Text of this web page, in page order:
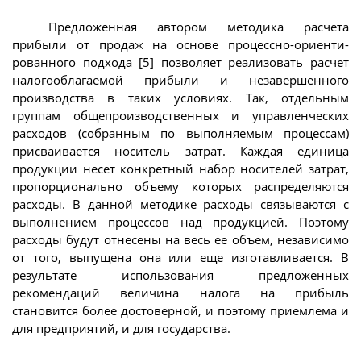
Предложенная автором методика расчета
прибыли от продаж на основе процессно-ориенти-
рованного подхода [5] позволяет реализовать расчет
налогооблагаемой прибыли и незавершенного
производства в таких условиях. Так, отдельным
группам общепроизводственных и управленческих
расходов (собранным по выполняемым процессам)
присваивается носитель затрат. Каждая единица
продукции несет конкретный набор носителей затрат,
пропорционально объему которых распределяются
расходы. В данной методике расходы связываются с
выполнением процессов над продукцией. Поэтому
расходы будут отнесены на весь ее объем, независимо
от того, выпущена она или еще изготавливается. В
результате использования предложенных
рекомендаций величина налога на прибыль
становится более достоверной, и поэтому приемлема и
для предприятий, и для государства.